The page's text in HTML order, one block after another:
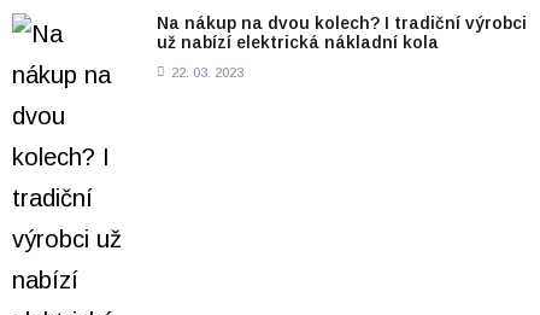
Na nákup na dvou kolech? I tradiční výrobci
už nabízí elektrická nákladní kola
22. 03. 2023